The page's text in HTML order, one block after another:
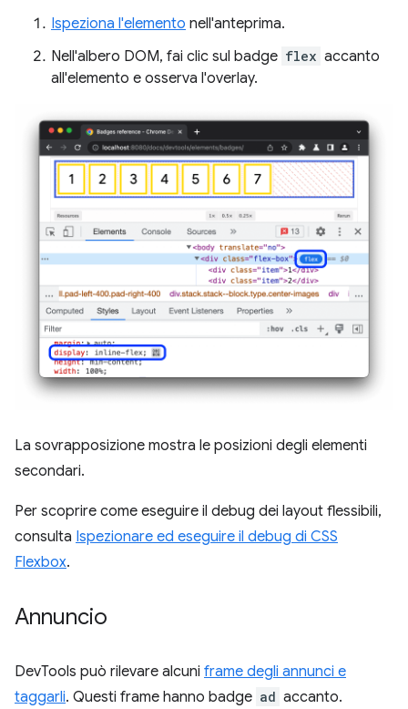
Ispeziona l'elemento nell'anteprima.
Nell'albero DOM, fai clic sul badge flex accanto
all'elemento e osserva l'overlay.
La sovrapposizione mostra le posizioni degli elementi
secondari.
Per scoprire come eseguire il debug dei layout flessibili,
consulta Ispezionare ed eseguire il debug di CSS
Flexbox.
Annuncio
DevTools può rilevare alcuni frame degli annunci e
taggarli. Questi frame hanno badge ad accanto.